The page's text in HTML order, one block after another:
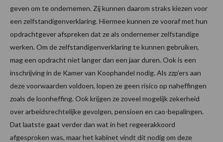
geven om te ondernemen. Zij kunnen daarom straks kiezen voor
een zelfstandigenverklaring. Hiermee kunnen ze vooraf met hun
opdrachtgever afspreken dat ze als ondernemer zelfstandige
werken. Om de zelfstandigenverklaring te kunnen gebruiken,
mag een opdracht niet langer dan een jaar duren. Ook is een
inschrijving in de Kamer van Koophandel nodig. Als zzp’ers aan
deze voorwaarden voldoen, lopen ze geen risico op naheffingen
zoals de loonheffing. Ook krijgen ze zoveel mogelijk zekerheid
over arbeidsrechtelijke gevolgen, pensioen en cao-bepalingen.
Dat laatste gaat verder dan wat in het regeerakkoord
afgesproken was, maar het kabinet vindt dit nodig om deze